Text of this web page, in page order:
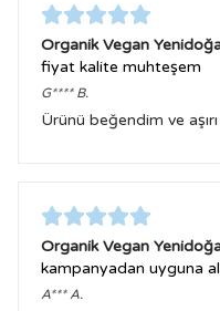
Organik Vegan
fiyat kalite muhteşem
G**** B.
Ürünü beğendim ve
Organik Vegan
kampanyadan uyguna
A*** A.